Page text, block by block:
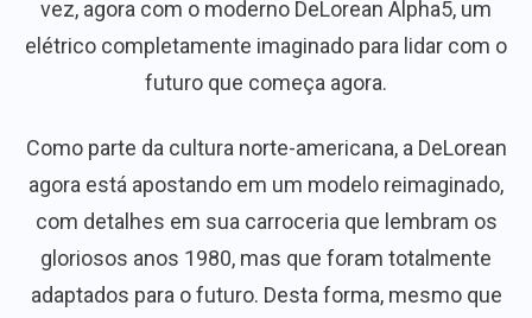
vez, agora com o moderno DeLorean Alpha5, um
elétrico completamente imaginado para lidar com o
futuro que começa agora.
Como parte da cultura norte-americana, a DeLorean
agora está apostando em um modelo reimaginado,
com detalhes em sua carroceria que lembram os
gloriosos anos 1980, mas que foram totalmente
adaptados para o futuro. Desta forma, mesmo que